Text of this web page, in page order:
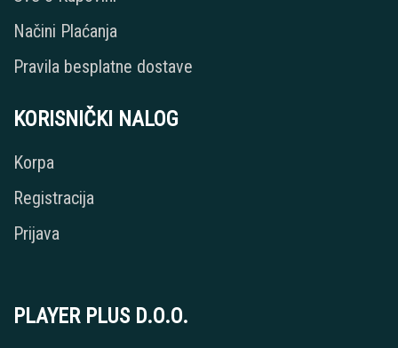
Načini Plaćanja
Pravila besplatne dostave
KORISNIČKI NALOG
Korpa
Registracija
Prijava
PLAYER PLUS D.O.O.